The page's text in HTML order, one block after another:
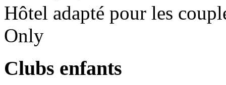
Hôtel adapté pour les
Only
Clubs enfants